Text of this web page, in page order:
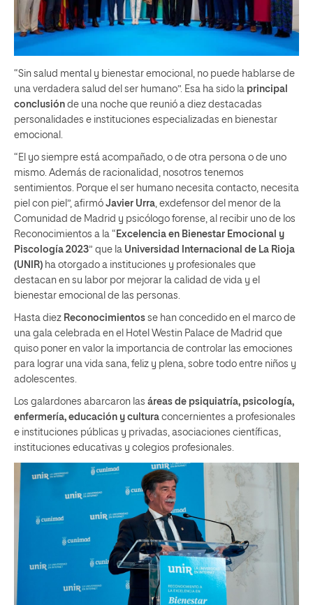
“Sin salud mental y bienestar emocional, no puede hablarse de
una verdadera salud del ser humano”. Esa ha sido la principal
conclusión de una noche que reunió a diez destacadas
personalidades e instituciones especializadas en bienestar
emocional.
“El yo siempre está acompañado, o de otra persona o de uno
mismo. Además de racionalidad, nosotros tenemos
sentimientos. Porque el ser humano necesita contacto, necesita
piel con piel”, afirmó Javier Urra , exdefensor del menor de la
Comunidad de Madrid y psicólogo forense, al recibir uno de los
Reconocimientos a la “ Excelencia en Bienestar Emocional y
Piscología 2023” que la Universidad Internacional de La Rioja
(UNIR) ha otorgado a instituciones y profesionales que
destacan en su labor por mejorar la calidad de vida y el
bienestar emocional de las personas.
Hasta diez Reconocimientos se han concedido en el marco de
una gala celebrada en el Hotel Westin Palace de Madrid que
quiso poner en valor la importancia de controlar las emociones
para lograr una vida sana, feliz y plena, sobre todo entre niños y
adolescentes.
Los galardones abarcaron las áreas de psiquiatría, psicología,
enfermería, educación y cultura concernientes a profesionales
e instituciones públicas y privadas, asociaciones científicas,
instituciones educativas y colegios profesionales.